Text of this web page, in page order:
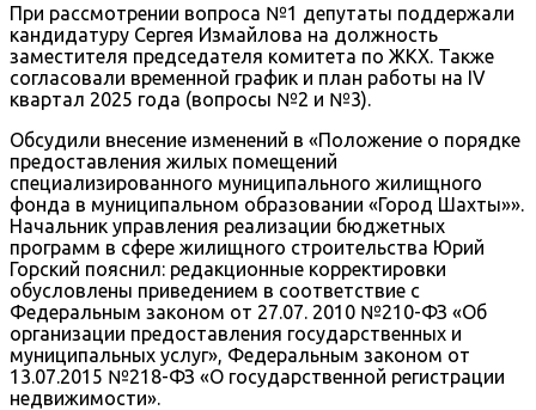
При рассмотрении вопроса №1 депутаты поддержали
кандидатуру Сергея Измайлова на должность
заместителя председателя комитета по ЖКХ. Также
согласовали временной график и план работы на IV
квартал 2025 года (вопросы №2 и №3).
Обсудили внесение изменений в «Положение о порядке
предоставления жилых помещений
специализированного муниципального жилищного
фонда в муниципальном образовании «Город Шахты»».
Начальник управления реализации бюджетных
программ в сфере жилищного строительства Юрий
Горский пояснил: редакционные корректировки
обусловлены приведением в соответствие с
Федеральным законом от 27.07. 2010 №210-ФЗ «Об
организации предоставления государственных и
муниципальных услуг», Федеральным законом от
13.07.2015 №218-ФЗ «О государственной регистрации
недвижимости».